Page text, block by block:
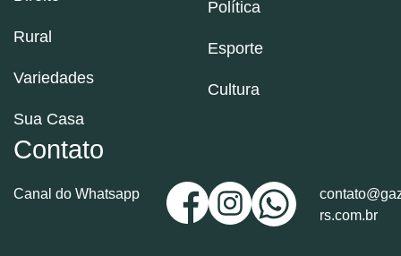
Rural
Variedades
Sua Casa
Política
Esporte
Cultura
Contato
Canal do Whatsapp
rs.com.br